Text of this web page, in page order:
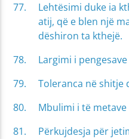
Lehtësimi duke ia
atij, që e blen një
dëshiron ta kthejë.
Largimi i
Toleranca në shitje
Mbulimi i të
Përkujdesja për